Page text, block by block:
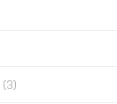
(3)